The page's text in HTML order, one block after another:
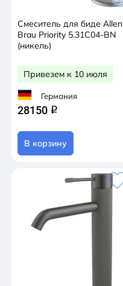
Смеситель для биде Allen
Brau Priority 5.31С04-BN
(никель)
Привезем к 10 июля
Германия
28150 q
В корзину